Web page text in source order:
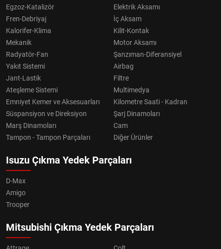
Egzoz-Katalizör
Elektrik Aksamı
Fren-Debriyaj
İç Aksam
Kalorifer-Klima
Kilit-Kontak
Mekanik
Motor Aksamı
Radyatör-Fan
Şanzıman-Diferansiyel
Yakıt Sistemi
Airbag
Jant-Lastik
Filtre
Ateşleme Sistemi
Multimedya
Emniyet Kemer ve Aksesuarları
Kilometre Saati - Kadran
Süspansiyon ve Direksiyon
Şarj Dinamoları
Marş Dinamoları
Cam
Tampon - Tampon Parçaları
Diğer Ürünler
Isuzu Çıkma Yedek Parçaları
D-Max
Amigo
Trooper
Mitsubishi Çıkma Yedek Parçaları